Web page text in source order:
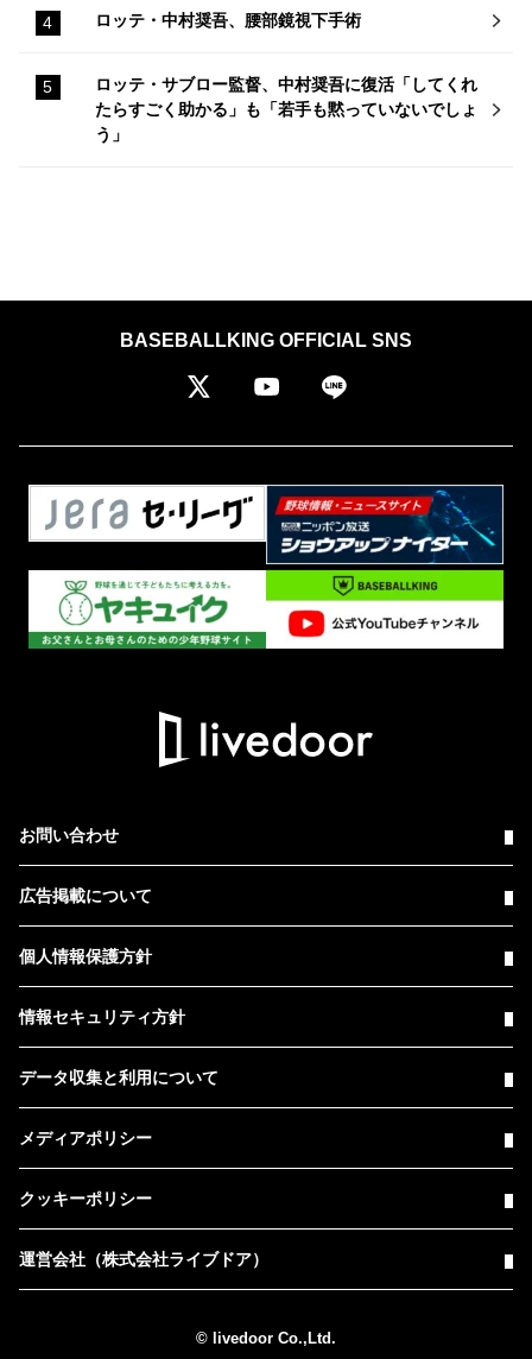
ロッテ・中村奨吾、腰部鏡視下手術
ロッテ・サブロー監督、中村奨吾に復活「してくれ
たらすごく助かる」も「若手も黙っていないでしょ
う」
BASEBALLKING OFFICIAL SNS
お問い合わせ
広告掲載について
個人情報保護方針
情報セキュリティ方針
データ収集と利用について
メディアポリシー
クッキーポリシー
運営会社（株式会社ライブドア）
© livedoor Co.,Ltd.